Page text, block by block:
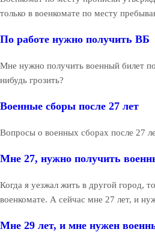
только в военкомате по месту
По работе нужно получить ВБ
Мне нужно получить военный билет
нибудь грозить?
Военные сборы после 27 лет
Вопросы о военных сборах после 27
Мне 27, нужно получить
Когда я уезжал жить в другой город,
военкомате. А сейчас мне 27 лет, и
Мне 29 лет, и мне нужен